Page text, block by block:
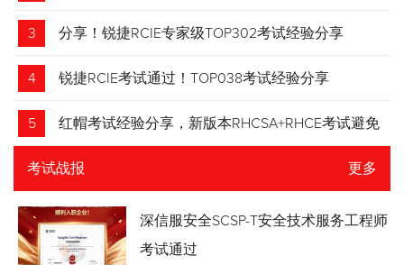
3 分享！锐捷RCIE专家级TOP302考试经验分享
4 锐捷RCIE考试通过！TOP038考试经验分享
5 红帽考试经验分享，新版本RHCSA+RHCE考试避免
踩坑
考试战报 更多
深信服安全SCSP-T安全技术服务工程师
考试通过